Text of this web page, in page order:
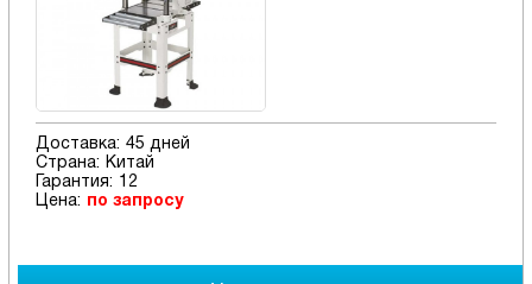
Доставка: 45 дней
Страна:
Китай
Гарантия:
12
Цена:
по запросу